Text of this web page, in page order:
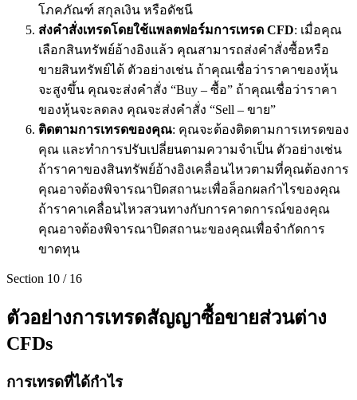
โภคภัณฑ์ สกุลเงิน หรือดัชนี
ส่งคำสั่งเทรดโดยใช้แพลตฟอร์มการเทรด CFD: เมื่อคุณ
เลือกสินทรัพย์อ้างอิงแล้ว คุณสามารถส่งคำสั่งซื้อหรือ
ขายสินทรัพย์ได้ ตัวอย่างเช่น ถ้าคุณเชื่อว่าราคาของหุ้น
จะสูงขึ้น คุณจะส่งคำสั่ง “Buy – ซื้อ” ถ้าคุณเชื่อว่าราคา
ของหุ้นจะลดลง คุณจะส่งคำสั่ง “Sell – ขาย”
ติดตามการเทรดของคุณ: คุณจะต้องติดตามการเทรดของ
คุณ และทำการปรับเปลี่ยนตามความจำเป็น ตัวอย่างเช่น
ถ้าราคาของสินทรัพย์อ้างอิงเคลื่อนไหวตามที่คุณต้องการ
คุณอาจต้องพิจารณาปิดสถานะเพื่อล็อกผลกำไรของคุณ
ถ้าราคาเคลื่อนไหวสวนทางกับการคาดการณ์ของคุณ
คุณอาจต้องพิจารณาปิดสถานะของคุณเพื่อจำกัดการ
ขาดทุน
Section 10 / 16
ตัวอย่างการเทรดสัญญาซื้อขายส่วนต่าง
CFDs
การเทรดที่ได้กำไร